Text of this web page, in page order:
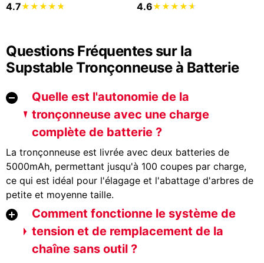
4.7
4.6
Questions Fréquentes sur la
Supstable Tronçonneuse à Batterie
Quelle est l'autonomie de la
tronçonneuse avec une charge
complète de batterie ?
La tronçonneuse est livrée avec deux batteries de
5000mAh, permettant jusqu'à 100 coupes par charge,
ce qui est idéal pour l'élagage et l'abattage d'arbres de
petite et moyenne taille.
Comment fonctionne le système de
tension et de remplacement de la
chaîne sans outil ?